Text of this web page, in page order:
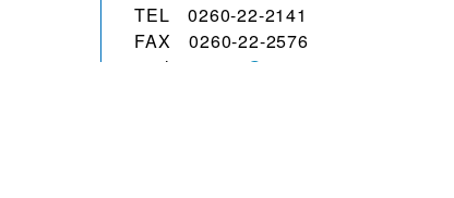
TEL 0260-22-2141
FAX 0260-22-2576
mail
soumu@town.anan.nagano.jp